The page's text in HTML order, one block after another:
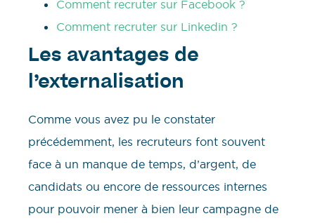
Comment recruter sur Facebook ?
Comment recruter sur Linkedin ?
Les avantages de
l’externalisation
Comme vous avez pu le constater
précédemment, les recruteurs font souvent
face à un manque de temps, d’argent, de
candidats ou encore de ressources internes
pour pouvoir mener à bien leur campagne de